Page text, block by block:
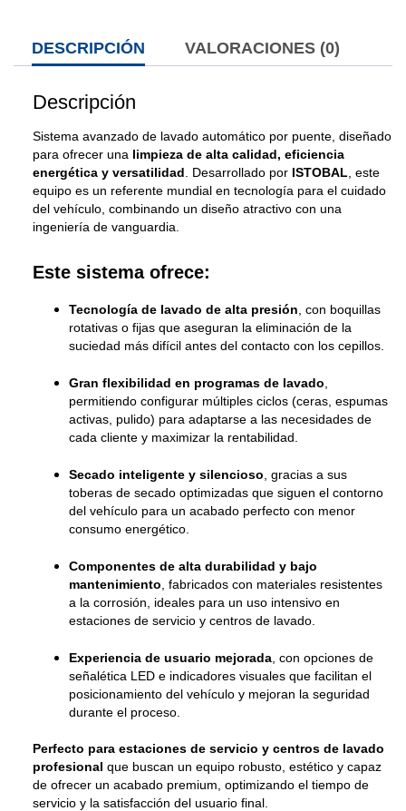
DESCRIPCIÓN VALORACIONES (0)
Descripción
Sistema avanzado de lavado automático por puente, diseñado
para ofrecer una limpieza de alta calidad, eficiencia
energética y versatilidad . Desarrollado por ISTOBAL , este
equipo es un referente mundial en tecnología para el cuidado
del vehículo, combinando un diseño atractivo con una
ingeniería de vanguardia.
Este sistema ofrece:
Tecnología de lavado de alta presión , con boquillas
rotativas o fijas que aseguran la eliminación de la
suciedad más difícil antes del contacto con los cepillos.
Gran flexibilidad en programas de lavado
permitiendo configurar múltiples ciclos (ceras, espumas
activas, pulido) para adaptarse a las necesidades de
cada cliente y maximizar la rentabilidad.
Secado inteligente y silencioso , gracias a sus
toberas de secado optimizadas que siguen el contorno
del vehículo para un acabado perfecto con menor
consumo energético.
Componentes de alta durabilidad y bajo
mantenimiento , fabricados con materiales resistentes
a la corrosión, ideales para un uso intensivo en
estaciones de servicio y centros de lavado.
Experiencia de usuario mejorada , con opciones de
señalética LED e indicadores visuales que facilitan el
posicionamiento del vehículo y mejoran la seguridad
durante el proceso.
Perfecto para estaciones de servicio y centros de lavado
profesional que buscan un equipo robusto, estético y capaz
de ofrecer un acabado premium, optimizando el tiempo de
servicio y la satisfacción del usuario final.